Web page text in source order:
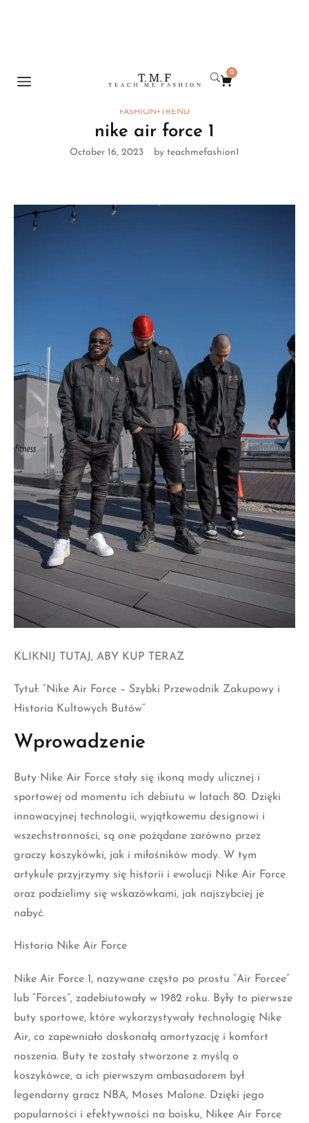
nike air force 1
KLIKNIJ TUTAJ, ABY KUP TERAZ
Historia Kultowych Butów”
Wprowadzenie
sportowej od momentu ich debiutu w latach 80. Dzięki
wszechstronności, są one pożądane zarówno przez
graczy koszykówki, jak i miłośników mody. W tym
artykule przyjrzymy się historii i ewolucji Nike Air Force
oraz podzielimy się wskazówkami, jak najszybciej je
nabyć.
Historia Nike Air Force
lub “Forces”, zadebiutowały w 1982 roku. Były to pierwsze
Air, co zapewniało doskonałą amortyzację i komfort
noszenia. Buty te zostały stworzone z myślą o
koszykówce, a ich pierwszym ambasadorem był
legendarny gracz NBA, Moses Malone. Dzięki jego
popularnościi efektywności na boisku, Nikee Air Force
szybko zdobyły rozgłos.
Jednak to nie tylko sportowa historia tych butów. Air